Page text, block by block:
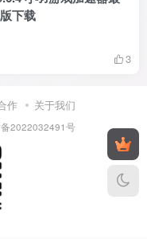
下载
3
作 关于我们
2022032491号